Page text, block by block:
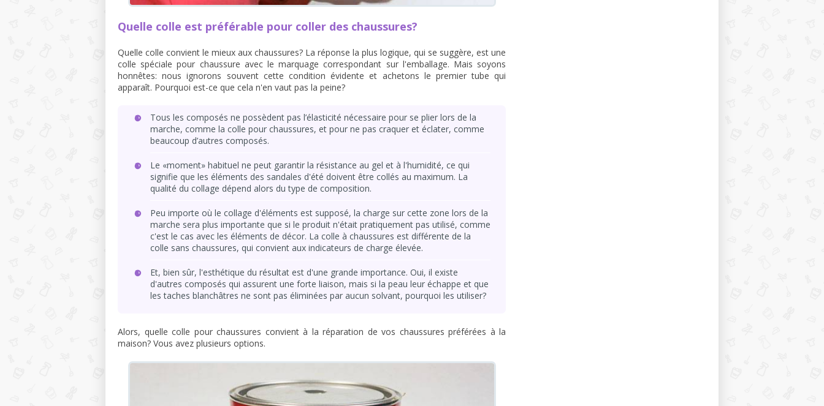
Quelle colle est préférable pour coller des chaussures?
Quelle colle convient le mieux aux chaussures? La réponse la plus logique, qui se suggère, est une
colle spéciale pour chaussure avec le marquage correspondant sur l'emballage. Mais soyons
honnêtes: nous ignorons souvent cette condition évidente et achetons le premier tube qui
apparaît. Pourquoi est-ce que cela n'en vaut pas la peine?
Tous les composés ne possèdent pas l’élasticité nécessaire pour se plier lors de la
marche, comme la colle pour chaussures, et pour ne pas craquer et éclater, comme
beaucoup d’autres composés.
Le «moment» habituel ne peut garantir la résistance au gel et à l'humidité, ce qui
signifie que les éléments des sandales d'été doivent être collés au maximum. La
qualité du collage dépend alors du type de composition.
Peu importe où le collage d'éléments est supposé, la charge sur cette zone lors de la
marche sera plus importante que si le produit n'était pratiquement pas utilisé, comme
c'est le cas avec les éléments de décor. La colle à chaussures est différente de la
colle sans chaussures, qui convient aux indicateurs de charge élevée.
Et, bien sûr, l'esthétique du résultat est d'une grande importance. Oui, il existe
d'autres composés qui assurent une forte liaison, mais si la peau leur échappe et que
les taches blanchâtres ne sont pas éliminées par aucun solvant, pourquoi les utiliser?
Alors, quelle colle pour chaussures convient à la réparation de vos chaussures préférées à la
maison? Vous avez plusieurs options.